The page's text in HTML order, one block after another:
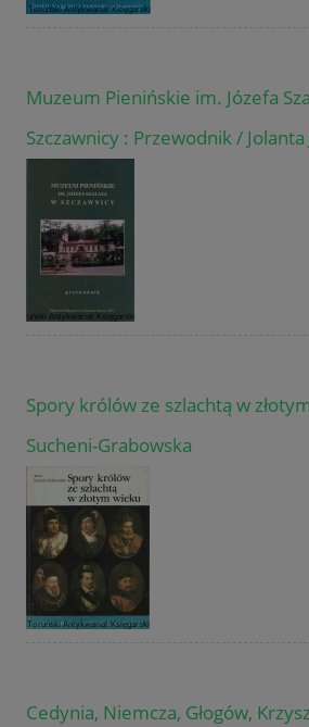
Muzeum Pienińskie im. Józefa
Szczawnicy : Przewodnik /
Spory królów ze szlachtą w
Sucheni-Grabowska
Cedynia, Niemcza, Głogów,